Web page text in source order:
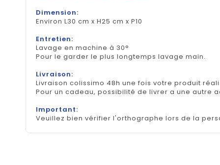
Dimension:
Environ L30 cm x H25 cm x P10
Entretien:
Lavage en machine à 30°
Pour le garder le plus longtemps lavage main.
Livraison:
Livraison colissimo 48h une fois votre produit
Pour un cadeau, possibilité de livrer a une autre
Important:
Veuillez bien vérifier l'orthographe lors de la